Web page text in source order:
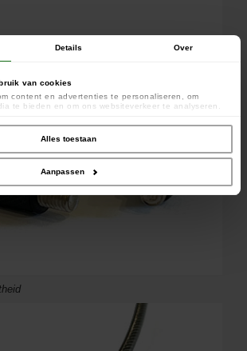
Details Over
van cookies
content en advertenties te personaliseren, om
te bieden en om ons websiteverkeer te analyseren.
en analyse. Deze partners kunnen deze gegevens
informatie die u aan ze heeft verstrekt of die ze hebben
gebruik van hun services.
Alles toestaan
Aanpassen